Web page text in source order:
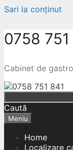
Sari la conținut
0758 751
Cabinet de
Caută
Meniu
Home
Localizare